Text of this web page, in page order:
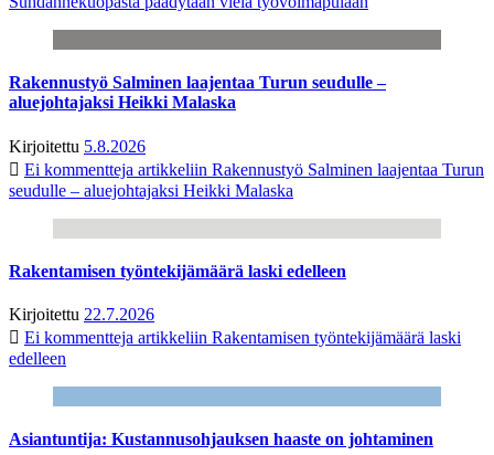
Rakennustyö Salminen laajentaa Turun seudulle –
aluejohtajaksi Heikki Malaska
Kirjoitettu 5.8.2026
Ei kommentteja artikkeliin Rakennustyö Salminen laajentaa Turun
seudulle – aluejohtajaksi Heikki Malaska
Rakentamisen työntekijämäärä laski edelleen
Kirjoitettu 22.7.2026
Ei kommentteja artikkeliin Rakentamisen työntekijämäärä laski
edelleen
Asiantuntija: Kustannusohjauksen haaste on johtaminen